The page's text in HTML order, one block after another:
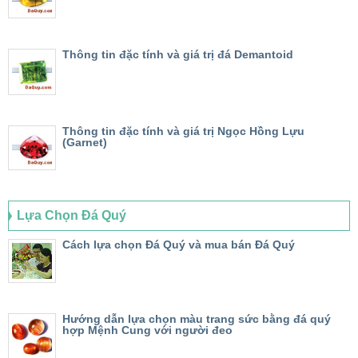
Thông tin đặc tính và giá trị đá Demantoid
Thông tin đặc tính và giá trị Ngọc Hồng Lựu
(Garnet)
Lựa Chọn Đá Quý
Cách lựa chọn Đá Quý và mua bán Đá Quý
Hướng dẫn lựa chọn màu trang sức bằng đá quý
hợp Mệnh Cung với người đeo